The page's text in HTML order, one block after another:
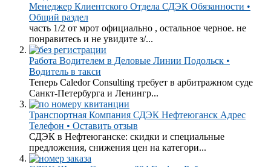
Менеджер Клиентского Отдела СДЭК Обязанности •
Общий раздел
часть 1/2 от мрот официально , остальное черное. не
понравитесь и не увидите з/...
Работа Водителем в Деловые Линии Подольск •
Водитель в такси
Теперь Caledor Consulting требует в арбитражном суде
Санкт-Петербурга и Ленингр...
Транспортная Компания СДЭК Нефтеюганск Адрес
Телефон • Оставить отзыв
СДЭК в Нефтеюганске: скидки и специальные
предложения, снижения цен на категори...